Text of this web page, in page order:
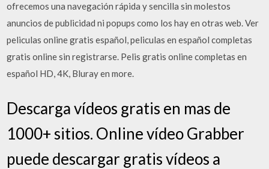
ofrecemos una navegación rápida y sencilla sin molestos
anuncios de publicidad ni popups como los hay en otras web. Ver
peliculas online gratis español, peliculas en español completas
gratis online sin registrarse. Pelis gratis online completas en
español HD, 4K, Bluray en more.
Descarga vídeos gratis en mas de
1000+ sitios. Online vídeo Grabber
puede descargar gratis vídeos a